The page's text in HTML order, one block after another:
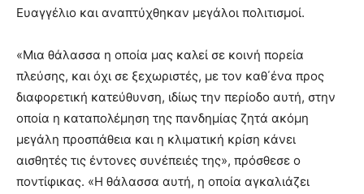
Ευαγγέλιο και αναπτύχθηκαν μεγάλοι πολιτισμοί.
«Μια θάλασσα η οποία μας καλεί σε κοινή πορεία
πλεύσης, και όχι σε ξεχωριστές, με τον καθ΄ένα προς
διαφορετική κατεύθυνση, ιδίως την περίοδο αυτή, στην
οποία η καταπολέμηση της πανδημίας ζητά ακόμη
μεγάλη προσπάθεια και η κλιματική κρίση κάνει
αισθητές τις έντονες συνέπειές της», πρόσθεσε ο
ποντίφικας. «Η θάλασσα αυτή, η οποία αγκαλιάζει